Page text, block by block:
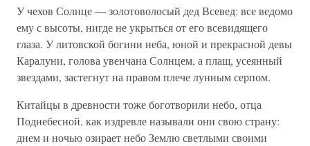
У чехов Солнце — золотоволосый дед Всевед: все ведомо
ему с высоты, нигде не укрыться от его всевидящего
глаза. У литовской богини неба, юной и прекрасной девы
Каралуни, голова увенчана Солнцем, а плащ, усеянный
звездами, застегнут на правом плече лунным серпом.
Китайцы в древности тоже боготворили небо, отца
Поднебесной, как издревле называли они свою страну:
днем и ночью озирает небо Землю светлыми своими